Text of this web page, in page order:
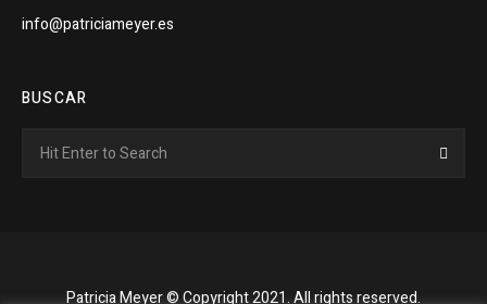
info@patriciameyer.es
BUSCAR
for:
Patricia Meyer © Copyright 2021. All rights reserved.